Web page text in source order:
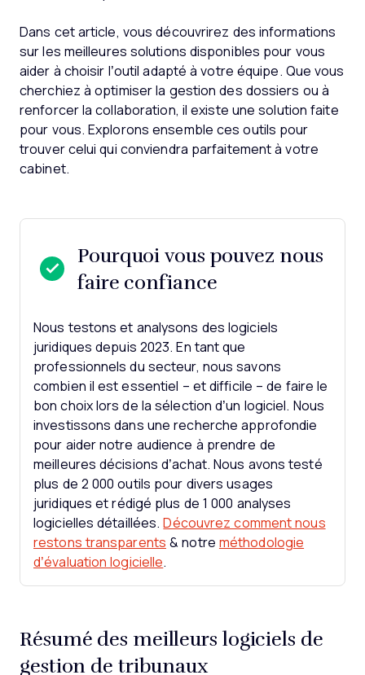
Dans cet article, vous découvrirez des informations
sur les meilleures solutions disponibles pour vous
aider à choisir l’outil adapté à votre équipe. Que vous
cherchiez à optimiser la gestion des dossiers ou à
renforcer la collaboration, il existe une solution faite
pour vous. Explorons ensemble ces outils pour
trouver celui qui conviendra parfaitement à votre
cabinet.
Pourquoi vous pouvez nous
faire confiance
Nous testons et analysons des logiciels
juridiques depuis 2023. En tant que
professionnels du secteur, nous savons
combien il est essentiel – et difficile – de faire le
bon choix lors de la sélection d’un logiciel. Nous
investissons dans une recherche approfondie
pour aider notre audience à prendre de
meilleures décisions d’achat. Nous avons testé
plus de 2 000 outils pour divers usages
juridiques et rédigé plus de 1 000 analyses
logicielles détaillées. Découvrez comment nous
restons transparents & notre méthodologie
d’évaluation logicielle.
Résumé des meilleurs logiciels de
gestion de tribunaux